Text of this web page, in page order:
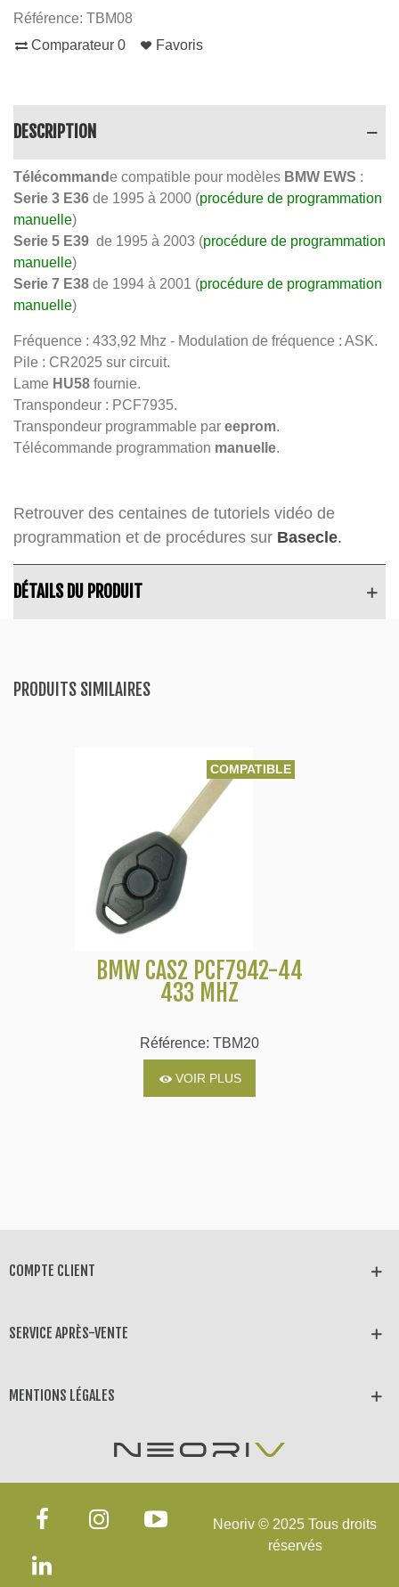
Référence: TBM08
Comparateur 0 Favoris
DESCRIPTION
Télécommande compatible pour modèles BMW EWS :
Serie 3 E36 de 1995 à 2000 (procédure de programmation
manuelle)
Serie 5 E39 de 1995 à 2003 (procédure de programmation
manuelle)
Serie 7 E38 de 1994 à 2001 (procédure de programmation
manuelle)
Fréquence : 433,92 Mhz - Modulation de fréquence : ASK.
Pile : CR2025 sur circuit.
Lame HU58 fournie.
Transpondeur : PCF7935.
Transpondeur programmable par eeprom.
Télécommande programmation manuelle.
Retrouver des centaines de tutoriels vidéo de
programmation et de procédures sur Basecle.
DÉTAILS DU PRODUIT
PRODUITS SIMILAIRES
COMPATIBLE
BMW CAS2 PCF7942-44
433 MHZ
Référence: TBM20
VOIR PLUS
COMPTE CLIENT
SERVICE APRÈS-VENTE
MENTIONS LÉGALES
Neoriv © 2025 Tous droits
réservés